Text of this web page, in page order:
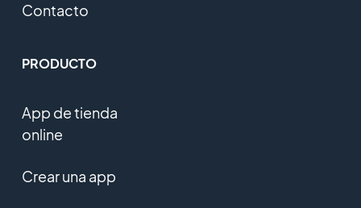
Contacto
PRODUCTO
App de tienda
online
Crear una app